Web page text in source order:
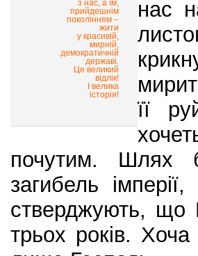
з нас, а їм,
прийдешнім
поколінням –
жити
у красивій,
мирній,
демократичній
державі.
Це великий
відлік!
І велика
історія!
нас
її
почутим. Шлях
загибель
стверджують, що
трьох років.